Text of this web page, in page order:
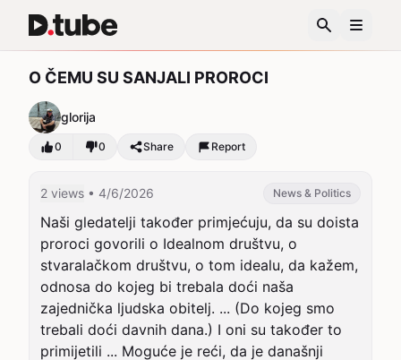
O ČEMU SU SANJALI PROROCI
glorija
0 0 Share Report
2 views • 4/6/2026 News & Politics
Naši gledatelji također primjećuju, da su doista
proroci govorili o Idealnom društvu, o
stvaralačkom društvu, o tom idealu, da kažem,
odnosa do kojeg bi trebala doći naša
zajednička ljudska obitelj. ... (Do kojeg smo
trebali doći davnih dana.) I oni su također to
primijetili ... Moguće je reći, da je današnji